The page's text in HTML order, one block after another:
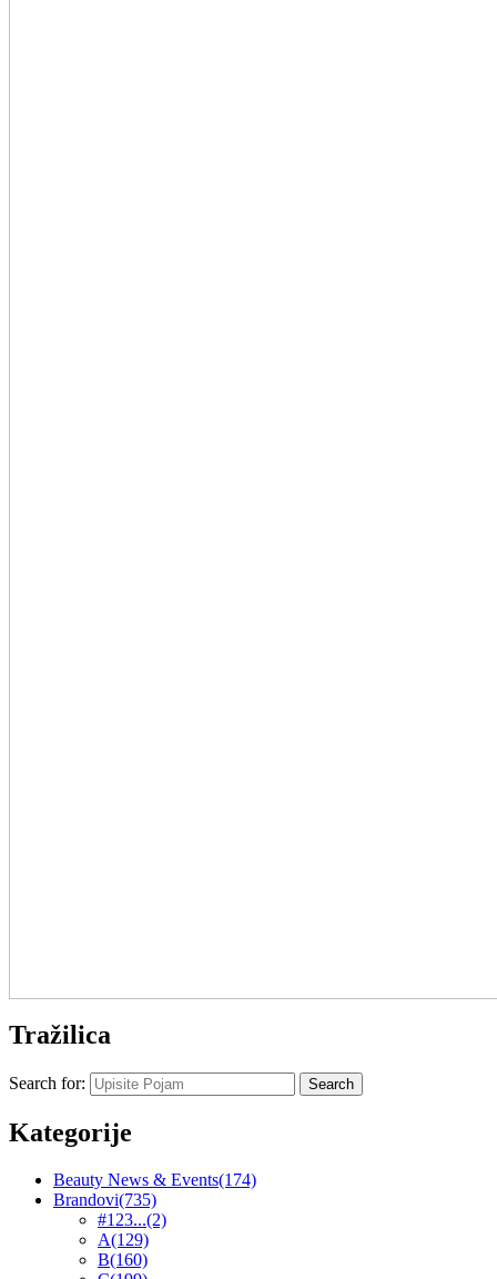
Tražilica
Search for:
Kategorije
Beauty News & Events(174)
Brandovi(735)
#123...(2)
A(129)
B(160)